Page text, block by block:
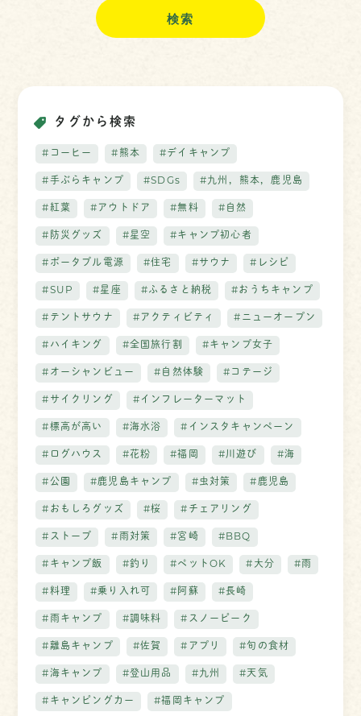
タグから検索
#コーヒー #熊本 #デイキャンプ
#手ぶらキャンプ #SDGs #九州，熊本，鹿児島
#紅葉 #アウトドア #無料 #自然
#防災グッズ #星空 #キャンプ初心者
#ポータブル電源 #住宅 #サウナ #レシピ
#SUP #星座 #ふるさと納税 #おうちキャンプ
#テントサウナ #アクティビティ #ニューオープン
#ハイキング #全国旅行割 #キャンプ女子
#オーシャンビュー #自然体験 #コテージ
#サイクリング #インフレーターマット
#標高が高い #海水浴 #インスタキャンペーン
#ログハウス #花粉 #福岡 #川遊び #海
#公園 #鹿児島キャンプ #虫対策 #鹿児島
#おもしろグッズ #桜 #チェアリング
#ストーブ #雨対策 #宮崎 #BBQ
#キャンプ飯 #釣り #ペットOK #大分 #雨
#料理 #乗り入れ可 #阿蘇 #長崎
#雨キャンプ #調味料 #スノーピーク
#離島キャンプ #佐賀 #アプリ #旬の食材
#海キャンプ #登山用品 #九州 #天気
#キャンピングカー #福岡キャンプ